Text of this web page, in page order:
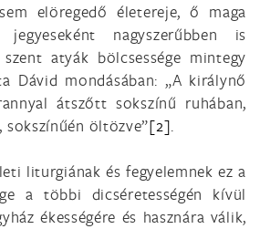
elöregedő életereje, ő maga
nagyszerűbben is
atyák bölcsessége mintegy
Dávid mondásában: „A királynő
átszőtt sokszínű ruhában,
sokszínűén öltözve”[2].
liturgiának és fegyelemnek ez a
a többi dicséretességén kívül
ékességére és hasznára válik,